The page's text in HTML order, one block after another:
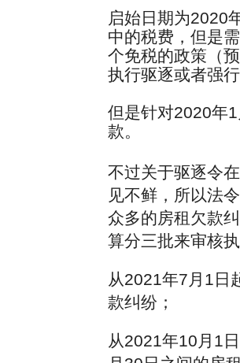
启始日期为2020
中的税费，但是
个免税的政策（
执行驱逐或者强
但是针对2020年
款。
不过关于驱逐令
见不鲜，所以法
众多的房租欠款
算分三批来审核执
从2021年7月1日
款纠纷；
从2021年10月1